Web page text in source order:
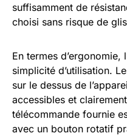
suffisamment de
choisi sans risque de
En termes d’ergonomie,
simplicité d’utilisation.
sur le dessus de
accessibles et
télécommande fournie
avec un bouton rotatif